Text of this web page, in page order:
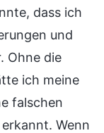
dass ich
und
Ohne die
ich meine
falschen
Wenn